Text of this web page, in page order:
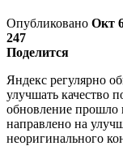
Опубликовано Окт
247
Поделится
Яндекс регулярно
улучшать качество
обновление прошло
направлено на
неоригинального